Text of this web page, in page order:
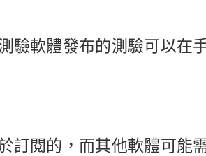
驗軟體發布的測驗可以在
訂閱的，而其他軟體可能